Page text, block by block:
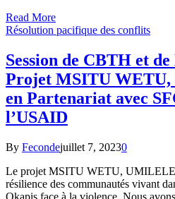
Read More
Résolution pacifique des conflits
Session de CBTH et
Projet MSITU
en Partenariat avec
l’USAID
By Fecondejuillet 7, 20230
Le projet MSITU WETU, UMILELE
résilience des communautés vivant
Okapis face à la violence. Nous